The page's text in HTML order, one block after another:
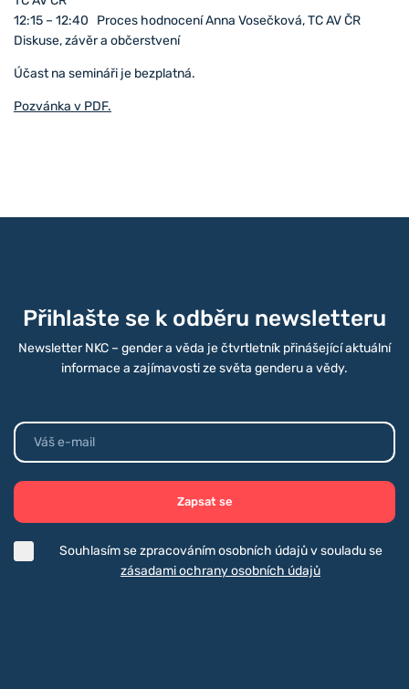
12:15 – 12:40 Proces hodnocení Anna Vosečková, TC AV ČR
Diskuse, závěr a občerstvení
Účast na semináři je bezplatná.
Pozvánka v PDF.
Přihlašte se k odběru newsletteru
Newsletter NKC – gender a věda je čtvrtletník přinášející aktuální
informace a zajímavosti ze světa genderu a vědy.
Zapsat se
Souhlasím se zpracováním osobních údajů v souladu se
zásadami ochrany osobních údajů